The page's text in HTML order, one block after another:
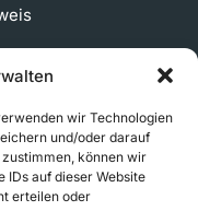
wir Technologien
und/oder darauf
können wir
IDs auf dieser Website
erteilen oder155, 10409